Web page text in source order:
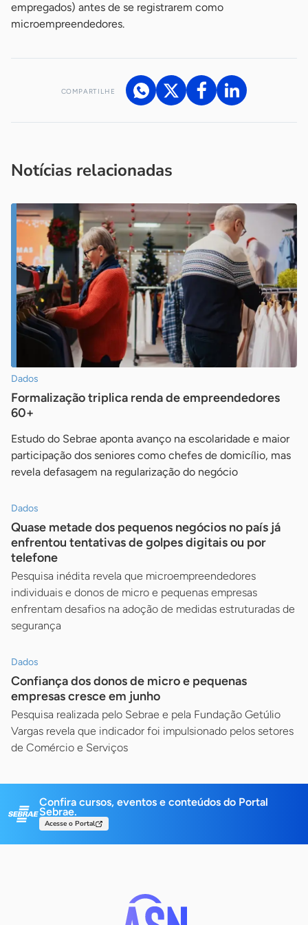
empregados) antes de se registrarem como
microempreendedores.
COMPARTILHE
Notícias relacionadas
Dados
Formalização triplica renda de empreendedores
60+
Estudo do Sebrae aponta avanço na escolaridade e maior
participação dos seniores como chefes de domicílio, mas
revela defasagem na regularização do negócio
Dados
Quase metade dos pequenos negócios no país já
enfrentou tentativas de golpes digitais ou por
telefone
Pesquisa inédita revela que microempreendedores
individuais e donos de micro e pequenas empresas
enfrentam desafios na adoção de medidas estruturadas de
segurança
Dados
Confiança dos donos de micro e pequenas
empresas cresce em junho
Pesquisa realizada pelo Sebrae e pela Fundação Getúlio
Vargas revela que indicador foi impulsionado pelos setores
de Comércio e Serviços
Confira cursos, eventos e conteúdos do Portal
Sebrae.
Acesse o Portal